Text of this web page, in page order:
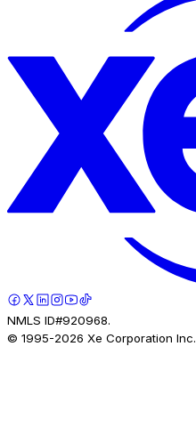
NMLS ID#920968.
© 1995-2026 Xe Corporation Inc.